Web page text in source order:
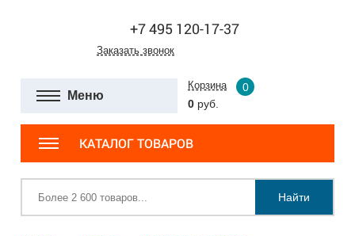
+7 495 120-17-37
Заказать звонок
Меню
Корзина
0
0 руб.
КАТАЛОГ ТОВАРОВ
Найти